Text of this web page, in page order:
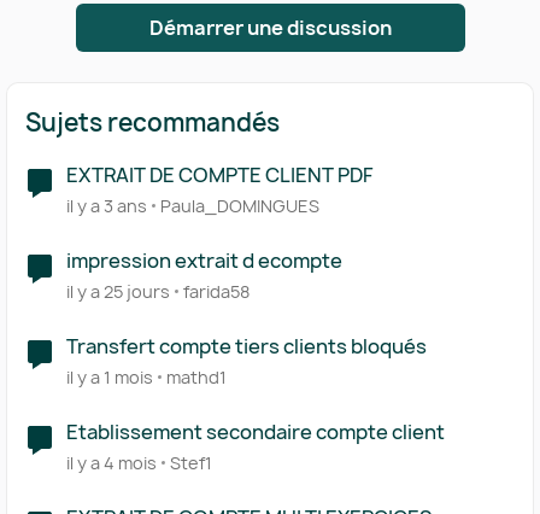
Démarrer une discussion
Sujets recommandés
EXTRAIT DE COMPTE CLIENT PDF
il y a 3 ans Paula_DOMINGUES
impression extrait d ecompte
il y a 25 jours farida58
Transfert compte tiers clients bloqués
il y a 1 mois mathd1
Etablissement secondaire compte client
il y a 4 mois Stef1